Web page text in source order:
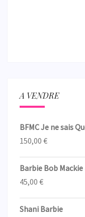
A VENDRE
BFMC Je ne sais
150,00 €
Barbie Bob
45,00 €
Shani Barbie